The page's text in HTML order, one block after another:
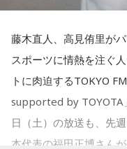
藤木直人、高見侑里が
スポーツに情熱を注ぐ
トに肉迫するTOKYO
supported by TOYOTA
日（土）の放送も、先
本代表の福田正博さん